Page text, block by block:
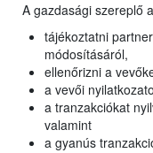
A gazdasági szereplő
tájékoztatni
módosításáról,
ellenőrizni a
a vevői
a tranzakciókat
valamint
a gyanús